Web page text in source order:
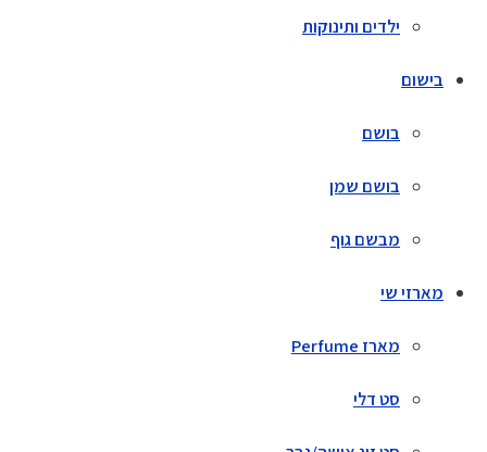
ילדים ותינוקות
בישום
בושם
בושם שמן
מבשם גוף
מארזי שי
מארז Perfume
סט דלי